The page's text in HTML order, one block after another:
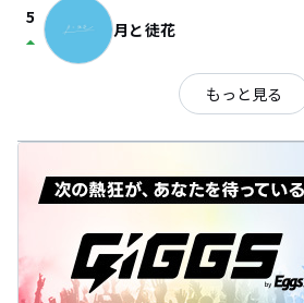
5
arrow_drop_up 月と徒花
もっと見る